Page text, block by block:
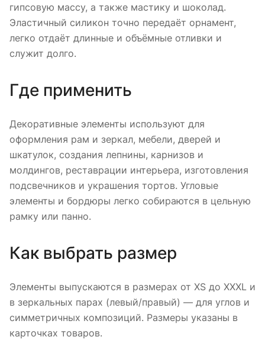
гипсовую массу, а также мастику и шоколад.
Эластичный силикон точно передаёт орнамент,
легко отдаёт длинные и объёмные отливки и
служит долго.
Где применить
Декоративные элементы используют для
оформления рам и зеркал, мебели, дверей и
шкатулок, создания лепнины, карнизов и
молдингов, реставрации интерьера, изготовления
подсвечников и украшения тортов. Угловые
элементы и бордюры легко собираются в цельную
рамку или панно.
Как выбрать размер
Элементы выпускаются в размерах от XS до XXXL и
в зеркальных парах (левый/правый) — для углов и
симметричных композиций. Размеры указаны в
карточках товаров.